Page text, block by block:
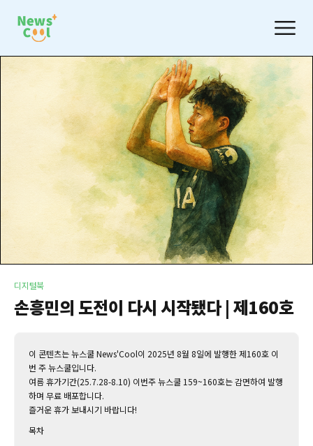
디지털북
손흥민의 도전이 다시 시작됐다 | 제160호
이 콘텐츠는 뉴스쿨 News'Cool이 2025년 8월 8일에 발행한 제160호 이
번 주 뉴스쿨입니다.‌
여름 휴가기간(25.7.28-8.10) 이번주 뉴스쿨 159~160호는 감면하여 발행
하며 무료 배포합니다.
즐거운 휴가 보내시기 바랍니다!
목차